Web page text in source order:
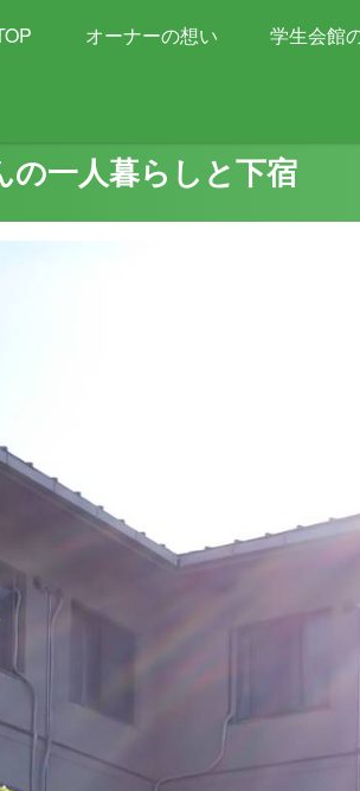
オーナーの想い 学生会館
2026年度
の一人暮らしと下宿